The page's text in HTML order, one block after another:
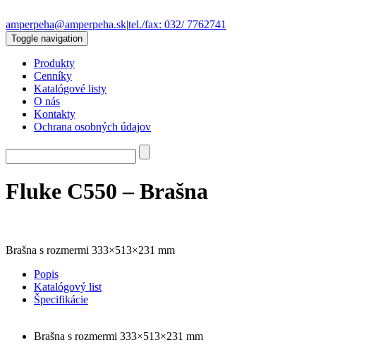
amperpeha@amperpeha.sk|tel./fax: 032/ 7762741
Toggle navigation
Produkty
Cenníky
Katalógové listy
O nás
Kontakty
Ochrana osobných údajov
Fluke C550 – Brašna
Brašna s rozmermi 333×513×231 mm
Popis
Katalógový list
Špecifikácie
Brašna s rozmermi 333×513×231 mm